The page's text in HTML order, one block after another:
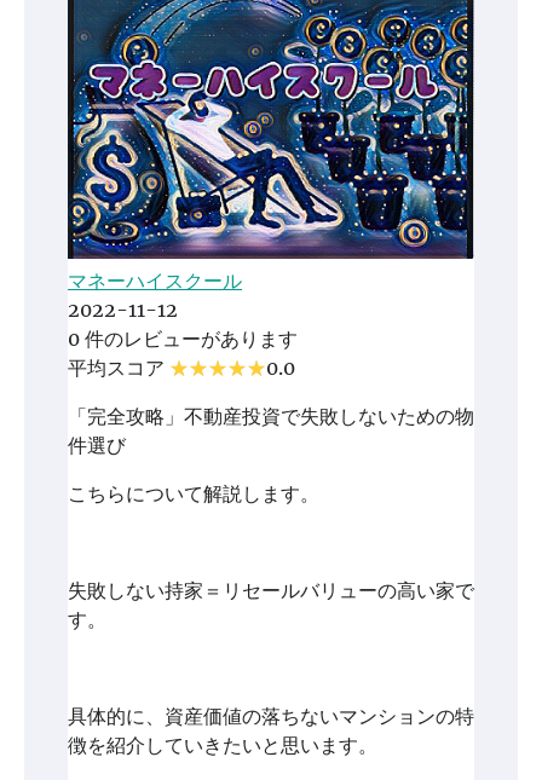
マネーハイスクール
2022-11-12
0 件のレビューがあります
平均スコア
0.0
「完全攻略」不動産投資で失敗しないための物
件選び
こちらについて解説します。
失敗しない持家＝リセールバリューの高い家で
す。
具体的に、資産価値の落ちないマンションの特
徴を紹介していきたいと思います。